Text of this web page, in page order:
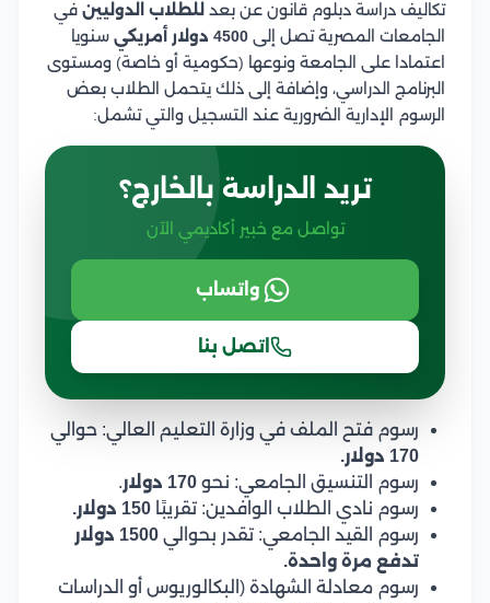
تكاليف دراسة دبلوم قانون عن بعد للطلاب الدوليين في
الجامعات المصرية تصل إلى
سنويا
اعتمادا على الجامعة ونوعها (حكومية أو خاصة) ومستوى
البرنامج الدراسي، وإضافة إلى ذلك يتحمل الطلاب بعض
الرسوم الإدارية الضرورية عند التسجيل والتي تشمل:
تريد الدراسة بالخارج؟
تواصل مع خبير أكاديمي الآن
واتساب
اتصل بنا
رسوم فتح الملف في وزارة التعليم العالي: حوالي
170 دولار.
رسوم التنسيق الجامعي: نحو 170 دولار
.
رسوم نادي الطلاب الوافدين: تقريبًا
رسوم القيد الجامعي: تقدر بحوالي
1500 دولار
تدفع مرة واحدة.
رسوم معادلة الشهادة (البكالوريوس أو الدراسات